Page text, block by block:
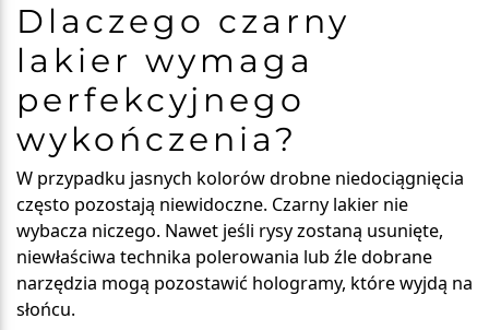
Dlaczego czarny
lakier wymaga
perfekcyjnego
wykończenia?
W przypadku jasnych kolorów drobne niedociągnięcia
często pozostają niewidoczne. Czarny lakier nie
wybacza niczego. Nawet jeśli rysy zostaną usunięte,
niewłaściwa technika polerowania lub źle dobrane
narzędzia mogą pozostawić hologramy, które wyjdą na
słońcu.